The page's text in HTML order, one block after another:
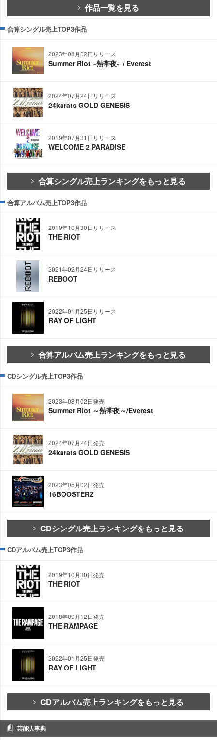
作品一覧を見る
合算シングル売上TOP3作品
2023年08月02日リリース
Summer Riot ~熱帯夜~ / Everest
2024年07月24日リリース
24karats GOLD GENESIS
2019年07月31日リリース
WELCOME 2 PARADISE
合算シングル売上ランキングをもっと見る
合算アルバム売上TOP3作品
2019年10月30日リリース
THE RIOT
2021年02月24日リリース
REBOOT
2022年01月25日リリース
RAY OF LIGHT
合算アルバム売上ランキングをもっと見る
CDシングル売上TOP3作品
2023年08月02日発売
Summer Riot ～熱帯夜～/Everest
2024年07月24日発売
24karats GOLD GENESIS
2023年05月02日発売
16BOOSTERZ
CDシングル売上ランキングをもっと見る
CDアルバム売上TOP3作品
2019年10月30日発売
THE RIOT
2018年09月12日発売
THE RAMPAGE
2022年01月25日発売
RAY OF LIGHT
CDアルバム売上ランキングをもっと見る
芸能人事典